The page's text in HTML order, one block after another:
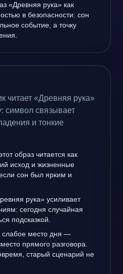
«Древняя рука» как
в безопасности: сон
событие, а точку
читает «Древняя рука»
символ связывает
и тонкие
образ читается как
исход и жизненные
сон был ярким и
рука» усиливает
сегодня случайная
подсказкой.
слабое место дня —
прямого разговора.
старый сценарий не